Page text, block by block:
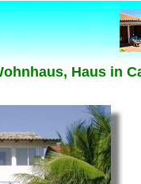
Haus in